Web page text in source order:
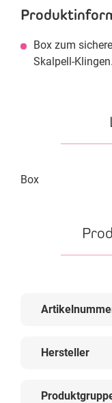
Box zum
Skalpell-Klingen.
Box
Hersteller